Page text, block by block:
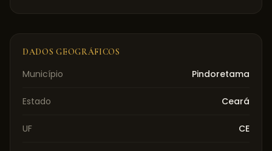
DADOS GEOGRÁFICOS
Município Pindoretama
Estado Ceará
UF CE